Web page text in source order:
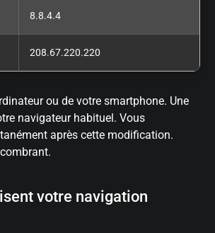
8.8.4.4
208.67.220.220
ou de votre smartphone. Une
navigateur habituel. Vous
après cette modification.
votre navigation